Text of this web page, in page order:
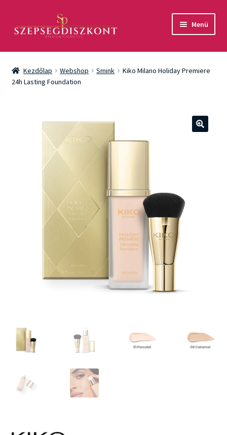
aa
Menü
Akció
Csomagok
Testápolás
Fényvédelem
Férfiaknak
Kezdőlap Webshop Smink
Kiko Milano Holiday Premiere
24h Lasting Foundation